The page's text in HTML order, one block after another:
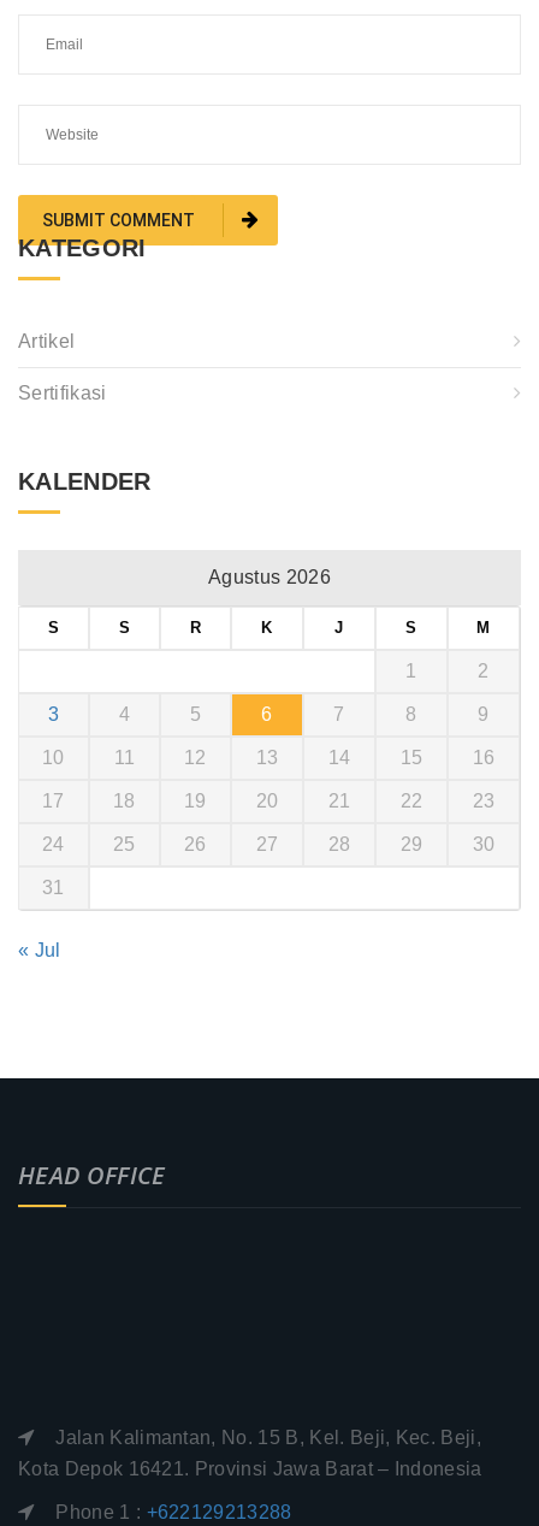
KATEGORI
Artikel
Sertifikasi
KALENDER
Agustus 2026
S S R K J S M
1 2
3 4 5 6 7 8 9
10 11 12 13 14 15 16
17 18 19 20 21 22 23
24 25 26 27 28 29 30
31
« Jul
HEAD OFFICE
Jalan Kalimantan, No. 15 B, Kel. Beji, Kec. Beji,
Kota Depok 16421. Provinsi Jawa Barat – Indonesia
Phone 1 : +622129213288